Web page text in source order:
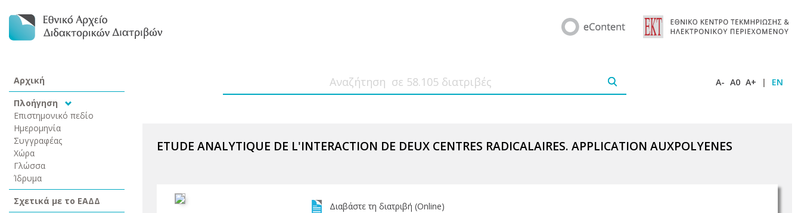
Αρχική
Πλοήγηση
Επιστημονικό πεδίο
Ημερομηνία
Συγγραφέας
Χώρα
Γλώσσα
Ίδρυμα
Σχετικά με το ΕΑΔΔ
A- A0 A+ | EN
ETUDE ANALYTIQUE DE L'INTERACTION DE DEUX CENTRES RADICALAIRES. APPLICATION AUXPOLYENES
Διαβάστε τη διατριβή (Online)